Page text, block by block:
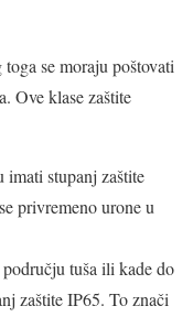
se moraju poštovati
Ove klase zaštite
stupanj zaštite
privremeno urone u
tuša ili kade do
zaštite IP65. To znači